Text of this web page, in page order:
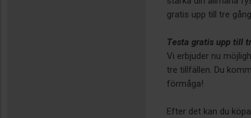
gratis upp till tre
Testa gratis upp till
Vi erbjuder nu
tre tillfällen. Du
förmåga!
Efter det kan du